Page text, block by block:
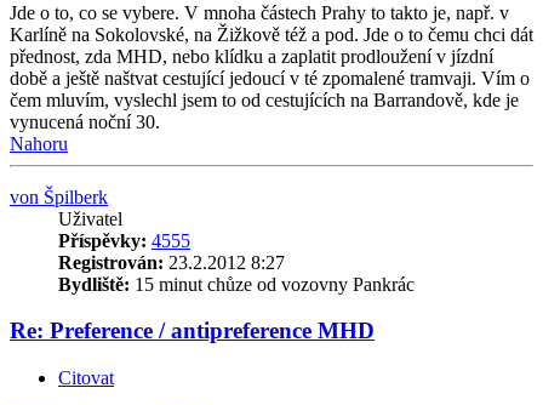
Jde o to, co se vybere. V mnoha částech Prahy to takto je, např. v
Karlíně na Sokolovské, na Žižkově též a pod. Jde o to čemu chci dát
přednost, zda MHD, nebo klídku a zaplatit prodloužení v jízdní
době a ještě naštvat cestující jedoucí v té zpomalené tramvaji. Vím o
čem mluvím, vyslechl jsem to od cestujících na Barrandově, kde je
vynucená noční 30.
Nahoru
von Špilberk
Uživatel
Příspěvky: 4555
Registrován: 23.2.2012 8:27
Bydliště: 15 minut chůze od vozovny Pankrác
Re: Preference / antipreference MHD
Citovat